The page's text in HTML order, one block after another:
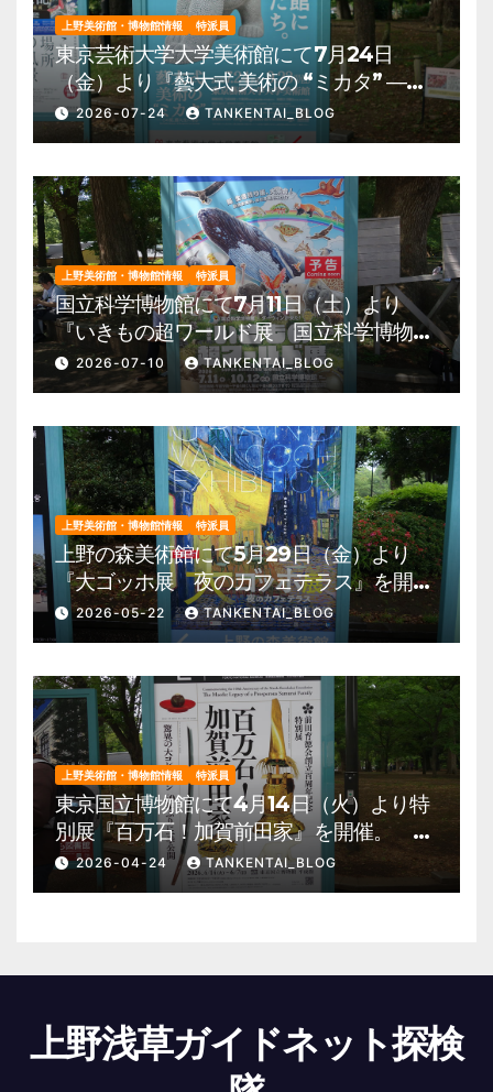
上野美術館・博物館情報 特派員
東京芸術大学大学美術館にて7月24日
（金）より『藝大式 美術の “ミカタ” ―こ
の夏、藝大生になる―』を開催。 上野公
園 美術館・博物館 混雑情報他
2026-07-24 TANKENTAI_BLOG
上野美術館・博物館情報 特派員
国立科学博物館にて7月11日（土）より
『いきもの超ワールド展 国立科学博物館
×ダーウィンが来た！』を開催。 上野公
園 美術館・博物館 混雑情報他
2026-07-10 TANKENTAI_BLOG
上野美術館・博物館情報 特派員
上野の森美術館にて5月29日（金）より
『大ゴッホ展 夜のカフェテラス』を開
催。 上野公園 美術館・博物館 混雑情
報他
2026-05-22 TANKENTAI_BLOG
上野美術館・博物館情報 特派員
東京国立博物館にて4月14日（火）より特
別展『百万石！加賀前田家』を開催。 上
野公園 美術館・博物館 混雑情報他
2026-04-24 TANKENTAI_BLOG
上野浅草ガイドネット探検